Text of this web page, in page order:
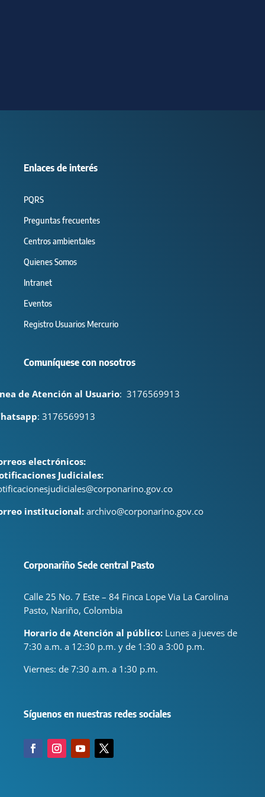
Enlaces de interés
PQRS
Preguntas frecuentes
Centros ambientales
Quienes Somos
Intranet
Eventos
Registro Usuarios Mercurio
Comuníquese con nosotros
de Atención al Usuario: 3176569913
: 3176569913
electrónicos:
Judiciales:
institucional: archivo@corponarino.gov.co
Corponariño Sede central Pasto
Calle 25 No. 7 Este – 84 Finca Lope Via La Carolina
Pasto, Nariño, Colombia
Horario de Atención al público: Lunes a jueves de
7:30 a.m. a 12:30 p.m. y de 1:30 a 3:00 p.m.
Viernes: de 7:30 a.m. a 1:30 p.m.
Síguenos en nuestras redes sociales